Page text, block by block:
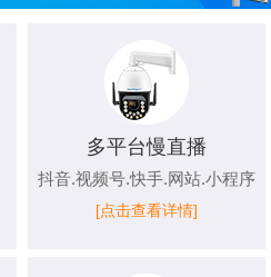
多平台慢直播
抖音.视频号.快手.网站.小程序
[点击查看详情]